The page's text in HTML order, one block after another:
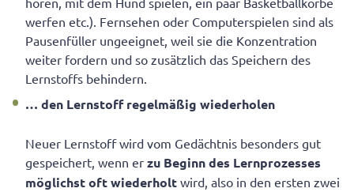
werfen etc.). Fernsehen oder Computerspielen sind als
Pausenfüller ungeeignet, weil sie die Konzentration
weiter fordern und so zusätzlich das Speichern des
Lernstoffs behindern.
… den Lernstoff regelmäßig wiederholen
Neuer Lernstoff wird vom Gedächtnis besonders gut
gespeichert, wenn er zu Beginn des Lernprozesses
möglichst oftwiederholt wird, also in den ersten zwei